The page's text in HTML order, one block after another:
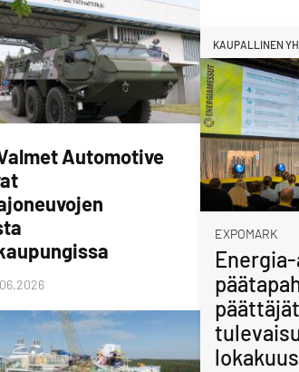
Automotive
KAUPALLINEN
EXPOMARK